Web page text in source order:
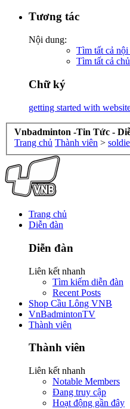
Tương tác
Nội dung:
Tìm tất cả
Tìm tất cả
Chữ ký
getting started with
Vnbadminton -Tin Tức -
Trang chủ Thành viên >
Trang chủ
Diễn đàn
Diễn đàn
Liên kết nhanh
Tìm kiếm diễn đàn
Recent Posts
Shop Cầu Lông VNB
VnBadmintonTV
Thành viên
Thành viên
Liên kết nhanh
Notable Members
Đang truy cập
Hoạt động gần đây